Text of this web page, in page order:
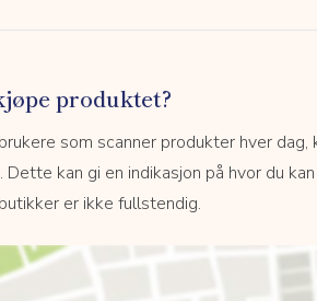
produktet?
som scanner produkter hver
kan gi en indikasjon på hvor du
er ikke fullstendig.